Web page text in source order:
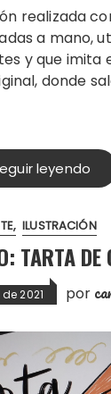
a mano,
y que imita
donde
leyendo
ILUSTRACIÓN
TARTA
2021 por